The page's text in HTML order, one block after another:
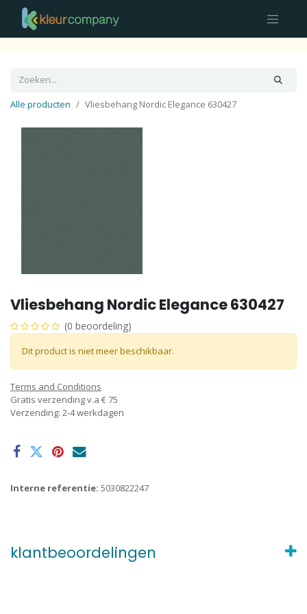
Alle producten Vliesbehang Nordic Elegance 630427
Vliesbehang Nordic Elegance 630427
(0 beoordeling)
Dit product is niet meer beschikbaar.
Terms and Conditions
Gratis verzending v.a € 75
Verzending: 2-4 werkdagen
Interne referentie: 5030822247
klantbeoordelingen